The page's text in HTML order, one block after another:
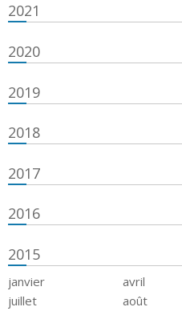
2021
2020
2019
2018
2017
2016
2015
janvier avril
juillet
août